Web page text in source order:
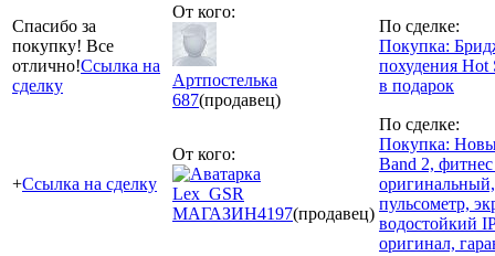
Спасибо за
покупку! Все
отлично!Ссылка на
сделку
От кого:
Артпостелька
687(продавец)
По сделке:
Покупка:
похудения Hot
в подарок
+Ссылка на сделку
От кого:
Lex_GSR
МАГАЗИН4197(продавец)
По сделке:
Покупка:
Band 2, фитнес
пульсометр,
водостойкий
оригинал,